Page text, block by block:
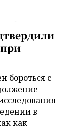
бороться с
в
как